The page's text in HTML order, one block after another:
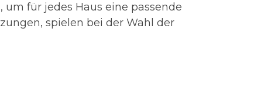
für jedes Haus eine passende
spielen bei der Wahl der